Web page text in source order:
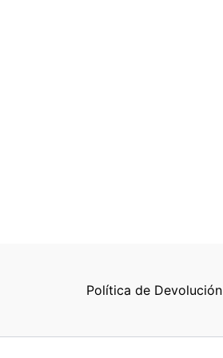
Política de Devolución